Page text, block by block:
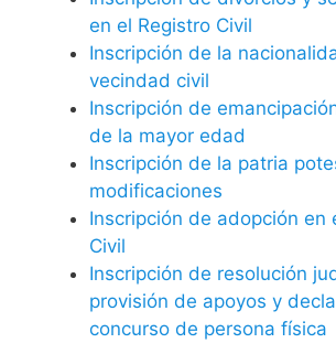
en el Registro Civil
Inscripción de la
vecindad civil
Inscripción de
de la mayor edad
Inscripción de la patria
modificaciones
Inscripción de adopción en
Civil
Inscripción de resolución
provisión de apoyos y
concurso de persona física